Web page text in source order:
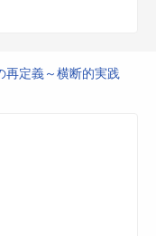
再定義～横断的実践